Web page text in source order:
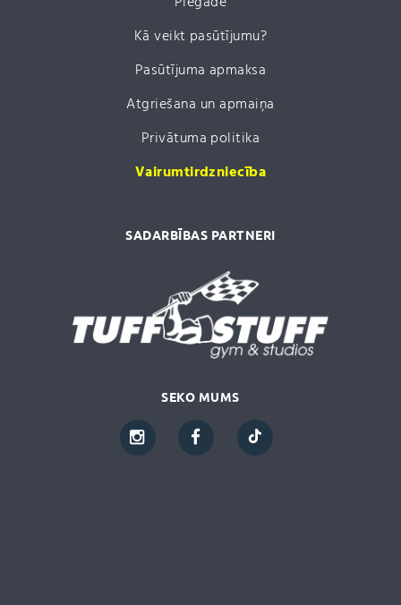
Kā veikt pasūtījumu?
Pasūtījuma apmaksa
Atgriešana un apmaiņa
Privātuma politika
Vairumtirdzniecība
SADARBĪBAS PARTNERI
SEKO MUMS